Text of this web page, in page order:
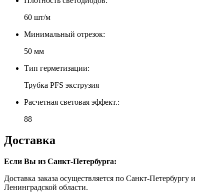
60 шт/м
Минимальный отрезок:
50 мм
Тип герметизации:
Трубка PFS экструзия
Расчетная световая эффект.:
88
Доставка
Если Вы из Санкт-Петербурга:
Доставка заказа осуществляется по Санкт-Петербургу и
Ленинградской области.